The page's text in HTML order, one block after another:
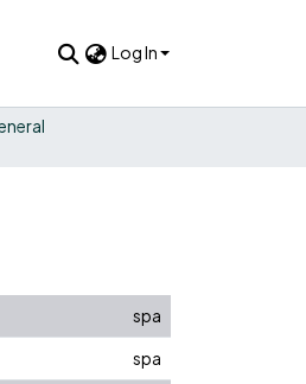
Log In
spa
spa